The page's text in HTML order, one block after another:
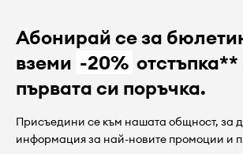
Абонирай се за
вземи -20% отстъпка**
първата си поръчка.
Присъедини се към нашата общност, за
информация за най-новите промоции и